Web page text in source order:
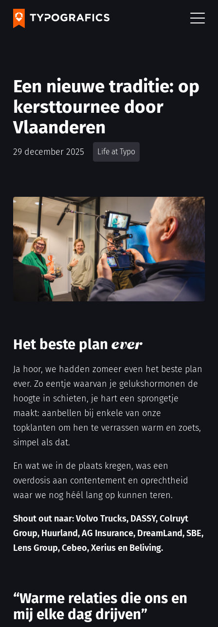
Een nieuwe traditie: op
kersttournee door
Vlaanderen
29 december 2025 Life at Typo
Het beste plan ever
Ja hoor, we hadden zomeer even het beste plan
ever. Zo eentje waarvan je gelukshormonen de
hoogte in schieten, je hart een sprongetje
maakt: aanbellen bij enkele van onze
topklanten om hen te verrassen warm en zoets,
simpel als dat.
En wat we in de plaats kregen, was een
overdosis aan contentement en oprechtheid
waar we nog héél lang op kunnen teren.
Shout out naar: Volvo Trucks, DASSY, Colruyt
Group, Huurland, AG Insurance, DreamLand, SBE,
Lens Group, Cebeo, Xerius en Beliving.
“Warme relaties die ons en
mij elke dag drijven”